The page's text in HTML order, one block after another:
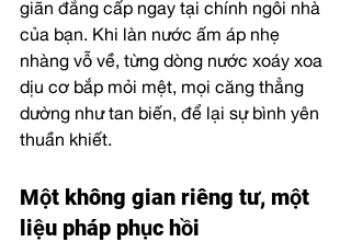
giãn đẳng cấp ngay tại chính ngôi nhà
của bạn. Khi làn nước ấm áp nhẹ
nhàng vỗ về, từng dòng nước xoáy xoa
dịu cơ bắp mỏi mệt, mọi căng thẳng
dường như tan biến, để lại sự bình yên
thuần khiết.
Một không gian riêng tư, một
liệu pháp phục hồi